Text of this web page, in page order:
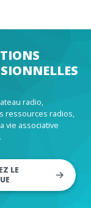
radio,
ressources radios,
vie associative
LE